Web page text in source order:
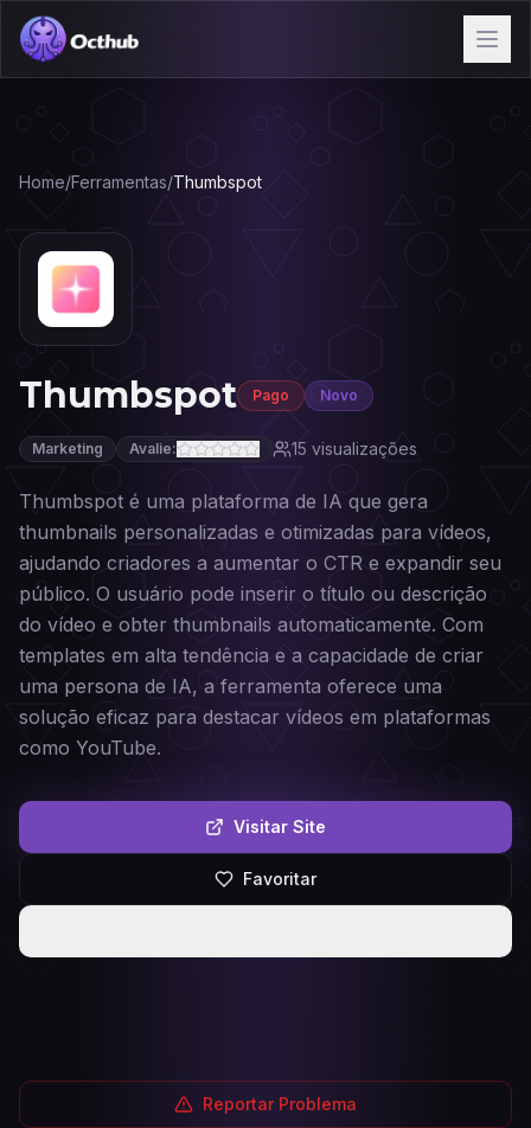
Home/Ferramentas/Thumbspot
Thumbspot Pago Novo
Marketing Avalie: 15 visualizações
Thumbspot é uma plataforma de IA que gera
thumbnails personalizadas e otimizadas para vídeos,
ajudando criadores a aumentar o CTR e expandir seu
público. O usuário pode inserir o título ou descrição
do vídeo e obter thumbnails automaticamente. Com
templates em alta tendência e a capacidade de criar
uma persona de IA, a ferramenta oferece uma
solução eficaz para destacar vídeos em plataformas
como YouTube.
Visitar Site
Favoritar
Reportar Problema